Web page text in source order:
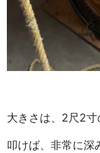
大きさは、2尺2寸
叩けば、非常に深